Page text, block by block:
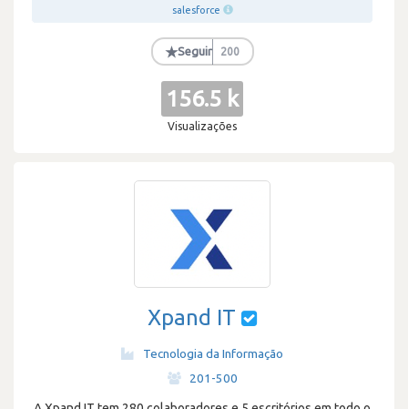
salesforce
★Seguir 200
156.5 k
Visualizações
Xpand IT
Tecnologia da Informação
201-500